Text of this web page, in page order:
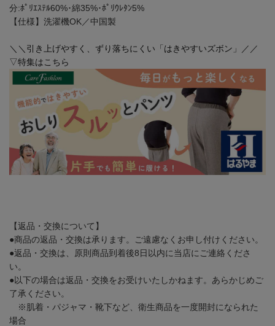
分:ﾎﾟﾘｴｽﾃﾙ60%･綿35%･ﾎﾟﾘｳﾚﾀﾝ5%
【仕様】洗濯機OK／中国製
＼＼引き上げやすく、ずり落ちにくい「はきやすいズボン」／／
▽特集はこちら
【返品・交換について】
●商品の返品・交換は承ります。ご遠慮なくお申し付けください。
●返品・交換は、原則商品到着後8日以内に当店にご連絡くださ
い。
●以下の場合は返品・交換をお受けいたしかねます。あらかじめご
了承ください。
※肌着・パジャマ・靴下など、衛生商品を一度開封になられた
場合